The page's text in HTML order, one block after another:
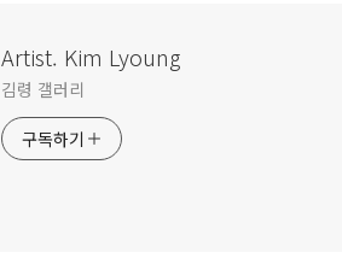
Artist. Kim Lyoung
김령 갤러리
구독하기